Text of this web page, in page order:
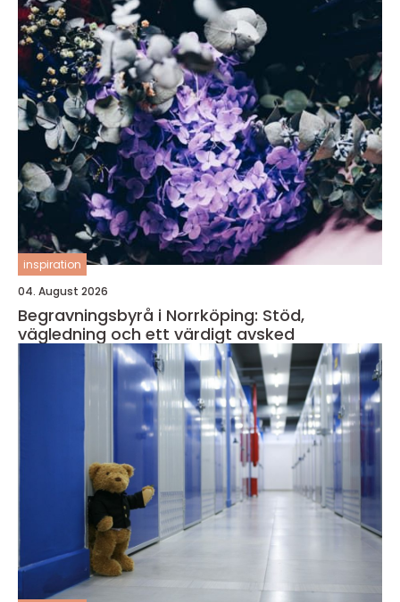
inspiration
04. August 2026
Begravningsbyrå i Norrköping: Stöd,
vägledning och ett värdigt avsked